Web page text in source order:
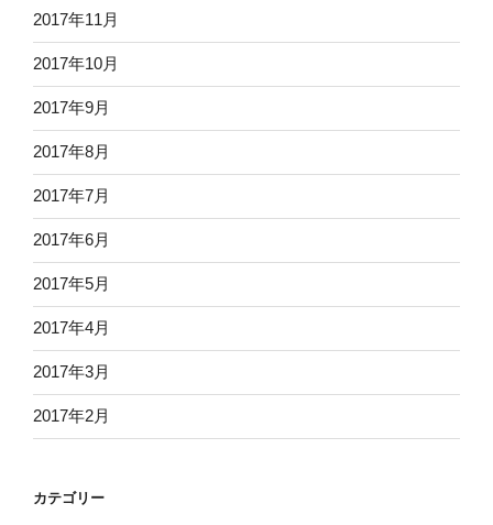
2017年11月
2017年10月
2017年9月
2017年8月
2017年7月
2017年6月
2017年5月
2017年4月
2017年3月
2017年2月
カテゴリー